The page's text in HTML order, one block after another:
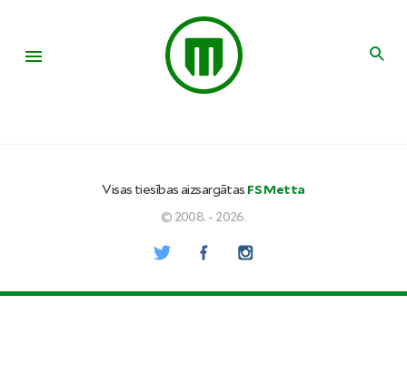
Visas tiesības aizsargātas FS Metta
© 2008. - 2026.